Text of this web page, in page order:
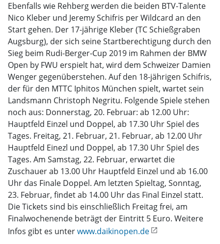
Ebenfalls wie Rehberg werden die beiden BTV-Talente
Nico Kleber und Jeremy Schifris per Wildcard an den
Start gehen. Der 17-jährige Kleber (TC Schießgraben
Augsburg), der sich seine Startberechtigung durch den
Sieg beim Rudi-Berger-Cup 2019 im Rahmen der BMW
Open by FWU erspielt hat, wird dem Schweizer Damien
Wenger gegenüberstehen. Auf den 18-jährigen Schifris,
der für den MTTC Iphitos München spielt, wartet sein
Landsmann Christoph Negritu. Folgende Spiele stehen
noch aus: Donnerstag, 20. Februar: ab 12.00 Uhr:
Hauptfeld Einzel und Doppel, ab 17.30 Uhr Spiel des
Tages. Freitag, 21. Februar, 21. Februar, ab 12.00 Uhr
Hauptfeld Einezl und Doppel, ab 17.30 Uhr Spiel des
Tages. Am Samstag, 22. Februar, erwartet die
Zuschauer ab 13.00 Uhr Hauptfeld Einzel und ab 16.00
Uhr das Finale Doppel. Am letzten Spieltag, Sonntag,
23. Februar, findet ab 14.00 Uhr das Final Einzel statt.
Die Tickets sind bis einschließlich Freitag frei, am
Finalwochenende beträgt der Eintritt 5 Euro. Weitere
Infos gibt es unterwww.daikinopen.de